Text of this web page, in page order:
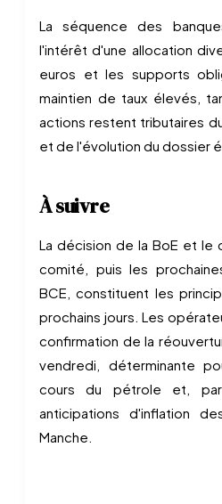
La séquence des
l'intérêt d'une allocation
euros et les supports
maintien de taux élevés,
actions restent tributaires
et de l'évolution du dossier
À suivre
La décision de la BoE et le
comité, puis les
BCE, constituent les
prochains jours. Les
confirmation de la
vendredi, déterminante
cours du pétrole et,
anticipations d'inflation
Manche.